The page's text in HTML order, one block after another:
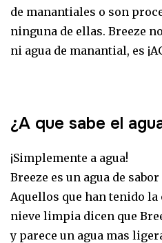
de manantiales o son
ninguna de ellas. Breeze
ni agua de manantial, es
¿A que sabe el
¡Simplemente a agua!
Breeze es un agua de
Aquellos que han tenido la
nieve limpia dicen que
y parece un agua mas